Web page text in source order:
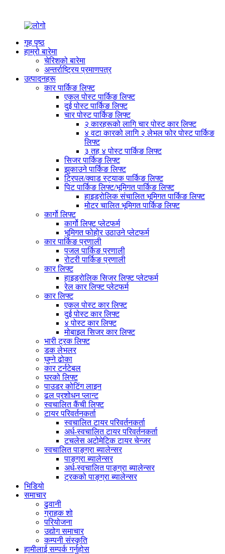
गृह पृष्ठ
हाम्रो बारेमा
चेरिशको बारेमा
अन्तर्राष्ट्रिय प्रमाणपत्र
उत्पादनहरू
कार पार्किङ लिफ्ट
एकल पोस्ट पार्किङ लिफ्ट
दुई पोस्ट पार्किङ लिफ्ट
चार पोस्ट पार्किङ लिफ्ट
२ कारहरूको लागि चार पोस्ट कार लिफ्ट
४ वटा कारको लागि २ लेभल फोर पोस्ट पार्किङ
लिफ्ट
३ तह ४ पोस्ट पार्किङ लिफ्ट
सिजर पार्किङ लिफ्ट
झुकाउने पार्किङ लिफ्ट
ट्रिपल/क्वाड स्ट्याक पार्किङ लिफ्ट
पिट पार्किङ लिफ्ट/भूमिगत पार्किङ लिफ्ट
हाइड्रोलिक संचालित भूमिगत पार्किङ लिफ्ट
मोटर चालित भूमिगत पार्किङ लिफ्ट
कार्गो लिफ्ट
कार्गो लिफ्ट प्लेटफर्म
भूमिगत फोहोर उठाउने प्लेटफर्म
कार पार्किङ प्रणाली
पजल पार्किङ प्रणाली
रोटरी पार्किङ प्रणाली
कार लिफ्ट
हाइड्रोलिक सिजर लिफ्ट प्लेटफर्म
रेल कार लिफ्ट प्लेटफर्म
कार लिफ्ट
एकल पोस्ट कार लिफ्ट
दुई पोस्ट कार लिफ्ट
४ पोस्ट कार लिफ्ट
मोबाइल सिजर कार लिफ्ट
भारी ट्रक लिफ्ट
डक लेभलर
घुम्ने ढोका
कार टर्नटेबल
घरको लिफ्ट
पाउडर कोटिंग लाइन
ढल प्रशोधन प्लान्ट
स्वचालित कैंची लिफ्ट
टायर परिवर्तनकर्ता
स्वचालित टायर परिवर्तनकर्ता
अर्ध-स्वचालित टायर परिवर्तनकर्ता
टचलेस अटोमेटिक टायर चेन्जर
स्वचालित पाङ्ग्रा ब्यालेन्सर
पाङ्ग्रा ब्यालेन्सर
अर्ध-स्वचालित पाङ्ग्रा ब्यालेन्सर
ट्रकको पाङ्ग्रा ब्यालेन्सर
भिडियो
समाचार
ढुवानी
ग्राहक शो
परियोजना
उद्योग समाचार
कम्पनी संस्कृति
हामीलाई सम्पर्क गर्नुहोस